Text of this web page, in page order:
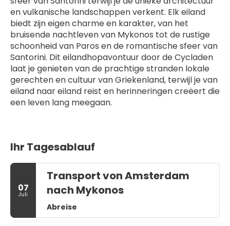
en vulkanische landschappen verkent. Elk eiland
biedt zijn eigen charme en karakter, van het
bruisende nachtleven van Mykonos tot de rustige
schoonheid van Paros en de romantische sfeer van
Santorini. Dit eilandhopavontuur door de Cycladen
laat je genieten van de prachtige stranden lokale
gerechten en cultuur van Griekenland, terwijl je van
eiland naar eiland reist en herinneringen creëert die
een leven lang meegaan.
Ihr Tagesablauf
07
Juli
Transport von Amsterdam
nach Mykonos
Abreise